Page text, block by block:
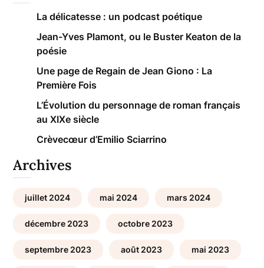
La délicatesse : un podcast poétique
Jean-Yves Plamont, ou le Buster Keaton de la
poésie
Une page de Regain de Jean Giono : La
Première Fois
L’Évolution du personnage de roman français
au XIXe siècle
Crèvecœur d’Emilio Sciarrino
Archives
juillet 2024 mai 2024 mars 2024
décembre 2023 octobre 2023
septembre 2023 août 2023 mai 2023